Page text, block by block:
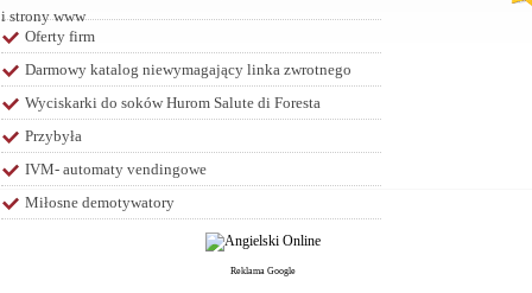
i strony www
Oferty firm
Darmowy katalog niewymagający linka zwrotnego
Wyciskarki do soków Hurom Salute di Foresta
Przybyła
IVM- automaty vendingowe
Miłosne demotywatory
Reklama Google